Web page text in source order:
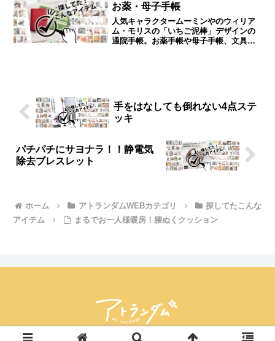
お薬・母子手帳
人気キャラクタームーミンやのウィリア
ム・モリスの「いちご泥棒」デザインの
通院手帳。お薬手帳や母子手帳、文具ケ
手をはなしても倒れない4点ステ
ッキ
パチパチにサヨナラ！！静電気
除去ブレスレット
ホーム アトランダムWEBカテゴリ
探してたこんな
アイテム
まるでお一人様暖房！腰ぬくクッション